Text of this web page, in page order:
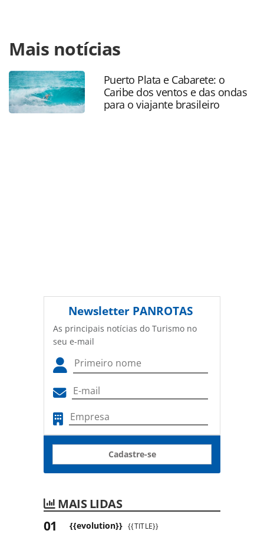
https://www.panrotas.com.br/mercado/viagens-de-
luxo/2022/04/marcas-de-luxo-da-accor-apostam-em-novas-
experiencias_189010.html ou as ferramentas oferecidas na
página. Todo o conteúdo produzido pela PANROTAS
Editora é protegido pela legislação brasileira sobre direito
autoral. Não reproduza o conteúdo sem autorização da
Mais notícias
Puerto Plata e Cabarete: o
Caribe dos ventos e das ondas
para o viajante brasileiro
Newsletter PANROTAS
As principais notícias do Turismo no
seu e-mail
Cadastre-se
MAIS LIDAS
{{evolution}} {{TITLE}}